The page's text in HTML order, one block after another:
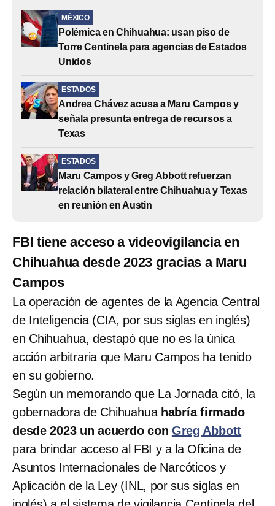
MÉXICO
Polémica en Chihuahua: usan piso de
Torre Centinela para agencias de Estados
Unidos
ESTADOS
Andrea Chávez acusa a Maru Campos y
señala presunta entrega de recursos a
Texas
ESTADOS
Maru Campos y Greg Abbott refuerzan
relación bilateral entre Chihuahua y Texas
en reunión en Austin
FBI tiene acceso a videovigilancia en
Chihuahua desde 2023 gracias a Maru
Campos
La operación de agentes de la Agencia Central
de Inteligencia (CIA, por sus siglas en inglés)
en Chihuahua, destapó que no es la única
acción arbitraria que Maru Campos ha tenido
en su gobierno.
Según un memorando que La Jornada citó, la
gobernadora de Chihuahua habría firmado
desde 2023 un acuerdo con Greg Abbott
para brindar acceso al FBI y a la Oficina de
Asuntos Internacionales de Narcóticos y
Aplicación de la Ley (INL, por sus siglas en